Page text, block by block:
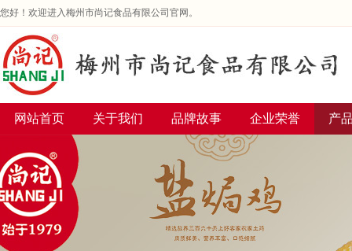
您好！欢迎进入梅州市尚记食品有限公司官网。
网站首页 关于我们 品牌故事 企业荣誉 产